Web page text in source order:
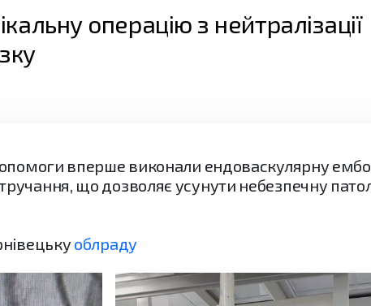
операцію з нейтралізації
вперше виконали ендоваскулярну
що дозволяє усунути небезпечну
облраду